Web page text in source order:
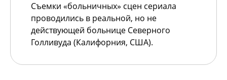
Съемки «больничных» сцен сериала
проводились в реальной, но не
действующей больнице Северного
Голливуда (Калифорния, США).